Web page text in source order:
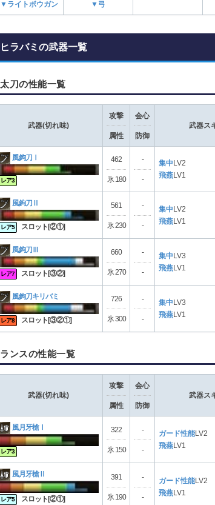
▼ライトボウガン ▼弓
ヒラバミの武器一覧
太刀の性能一覧
武器(切れ味)
攻撃
属性
会心
防御
武器ス
風鉤刀Ⅰ
レア3
462
氷 180
-
-
集中 LV2
飛燕 LV1
風鉤刀Ⅱ
レア5 スロット[②①]
561
氷 230
-
-
集中 LV2
飛燕 LV1
風鉤刀Ⅲ
レア7 スロット[③②]
660
氷 270
-
-
集中 LV3
飛燕 LV1
風鉤刀キリバミ
レア8 スロット[③②①]
726
氷 300
-
-
集中 LV3
飛燕 LV1
ランスの性能一覧
武器(切れ味)
攻撃
属性
会心
防御
武器ス
風月牙槍Ⅰ
レア3
322
氷 150
-
-
ガード性能 LV2
飛燕 LV1
風月牙槍Ⅱ
レア5 スロット[②①]
391
氷 190
-
-
ガード性能 LV2
飛燕 LV1